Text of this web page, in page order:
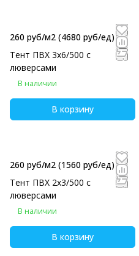
260 руб/м2 (4680 руб/eд)
Тент ПВХ 3х6/500 с
люверсами
В наличии
В корзину
260 руб/м2 (1560 руб/eд)
Тент ПВХ 2х3/500 с
люверсами
В наличии
В корзину